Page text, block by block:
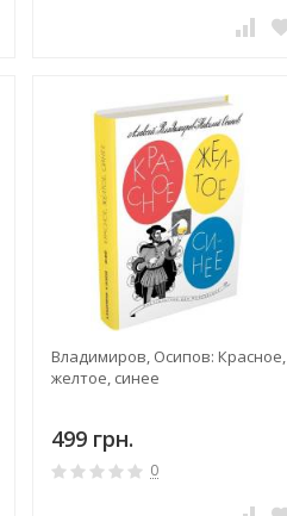
Владимиров, Осипов: Красное,
желтое, синее
499 грн.
0